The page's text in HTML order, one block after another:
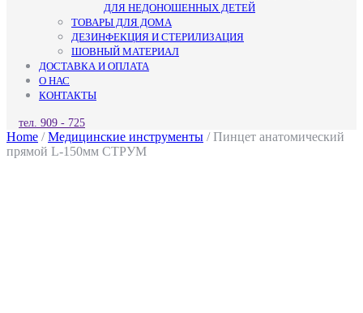
ДЛЯ НЕДОНОШЕННЫХ ДЕТЕЙ
ТОВАРЫ ДЛЯ ДОМА
ДЕЗИНФЕКЦИЯ И СТЕРИЛИЗАЦИЯ
ШОВНЫЙ МАТЕРИАЛ
ДОСТАВКА И ОПЛАТА
О НАС
КОНТАКТЫ
КНОПКА
ЗАКРЫТЬ
тел. 909 - 725
Home /Медицинские инструменты / Пинцет анатомический
прямой L-150мм СТРУМ